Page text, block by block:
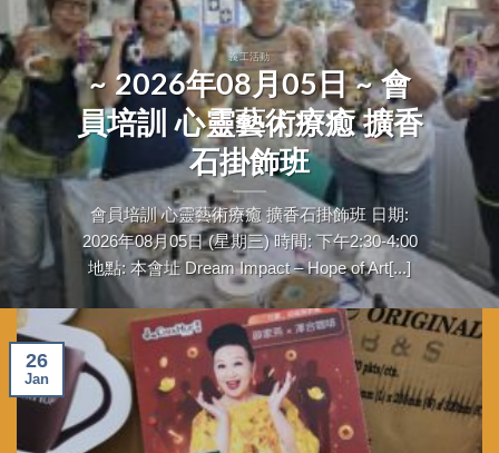
義工活動
~ 2026年08月05日 ~ 會
員培訓 心靈藝術療癒 擴香
石掛飾班
會員培訓 心靈藝術療癒 擴香石掛飾班 日期:
2026年08月05日 (星期三) 時間: 下午2:30-4:00
地點: 本會址 Dream Impact – Hope of Art[...]
26
Jan